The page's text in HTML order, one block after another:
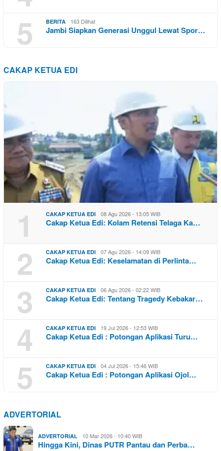
5
BERITA 163 Dilihat
Jambi Siapkan Generasi Unggul Lewat Spor…
CAKAP KETUA EDI
1 CAKAP KETUA EDI 08 Agu 2026 - 13:05 WIB
Cakap Ketua Edi: Kolam Retensi Telaga Ka…
2 CAKAP KETUA EDI 07 Agu 2026 - 14:09 WIB
Cakap Ketua Edi: Keselamatan di Perlinta…
3 CAKAP KETUA EDI 06 Agu 2026 - 02:22 WIB
Cakap Ketua Edi: Tentang Tragedy Kebakar…
4 CAKAP KETUA EDI 19 Jul 2026 - 12:53 WIB
Cakap Ketua Edi : Potongan Aplikasi Turu…
5 CAKAP KETUA EDI 04 Jul 2026 - 15:46 WIB
Cakap Ketua Edi : Potongan Aplikasi Ojol…
ADVERTORIAL
ADVERTORIAL 10 Mar 2026 - 10:40 WIB
Hingga Kini, Dinas PUTR Pantau dan Perba…